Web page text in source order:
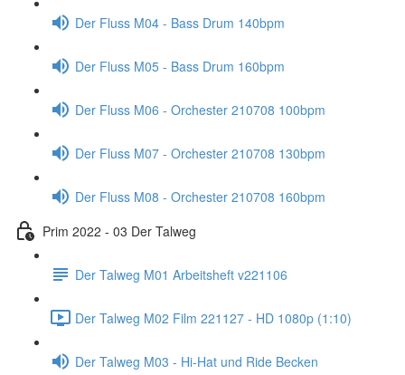
Der Fluss M04 - Bass Drum 140bpm
Der Fluss M05 - Bass Drum 160bpm
Der Fluss M06 - Orchester 210708 100bpm
Der Fluss M07 - Orchester 210708 130bpm
Der Fluss M08 - Orchester 210708 160bpm
Prim 2022 - 03 Der Talweg
Der Talweg M01 Arbeitsheft v221106
Der Talweg M02 Film 221127 - HD 1080p (1:10)
Der Talweg M03 - Hi-Hat und Ride Becken